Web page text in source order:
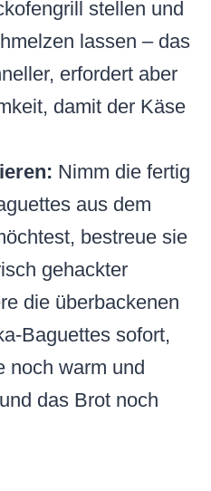
stellen und
lassen – das
erfordert aber
damit der Käse
Nimm die fertig
aus dem
bestreue sie
gehackter
die überbackenen
Baguettes sofort,
noch warm und
das Brot noch